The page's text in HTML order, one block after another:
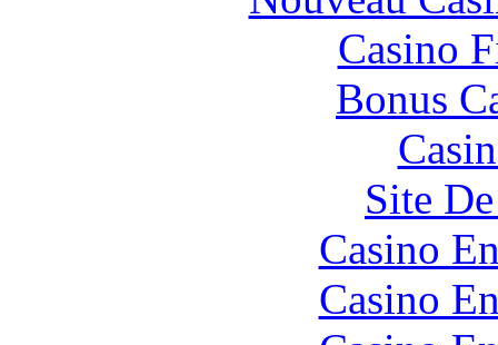
Casino
Bonus
Site
Casino
Casino